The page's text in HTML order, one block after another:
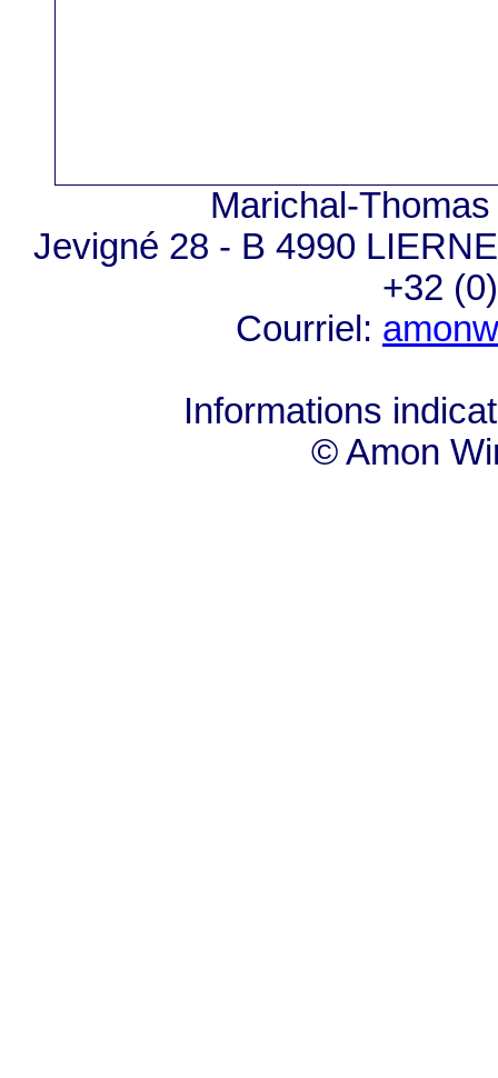
Marichal-
Jevigné 28 - B 4990
+32
Courriel:
Informations
© Amon